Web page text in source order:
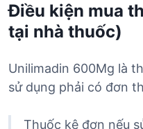
Điều kiện mua
tại nhà thuốc)
Unilimadin 600Mg là
sử dụng phải có đơn
Thuốc kê đơn nếu